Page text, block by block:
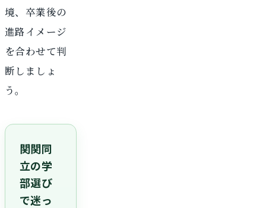
境、卒業後の
進路イメージ
を合わせて判
断しましょ
う。
関関同
立の学
部選び
で迷っ